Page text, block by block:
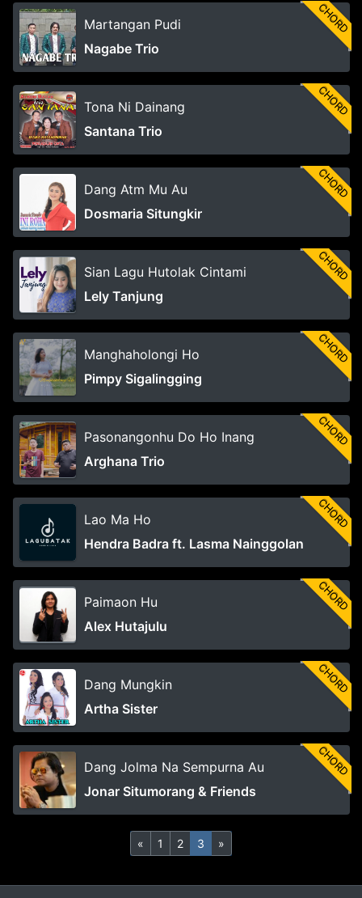
CHORD
Martangan Pudi
Nagabe Trio
CHORD
Tona Ni Dainang
Santana Trio
CHORD
Dang Atm Mu Au
Dosmaria Situngkir
CHORD
Sian Lagu Hutolak Cintami
Lely Tanjung
CHORD
Manghaholongi Ho
Pimpy Sigalingging
CHORD
Pasonangonhu Do Ho Inang
Arghana Trio
CHORD
Lao Ma Ho
Hendra Badra ft. Lasma Nainggolan
CHORD
Paimaon Hu
Alex Hutajulu
CHORD
Dang Mungkin
Artha Sister
CHORD
Dang Jolma Na Sempurna Au
Jonar Situmorang & Friends
« 1 2 3 »